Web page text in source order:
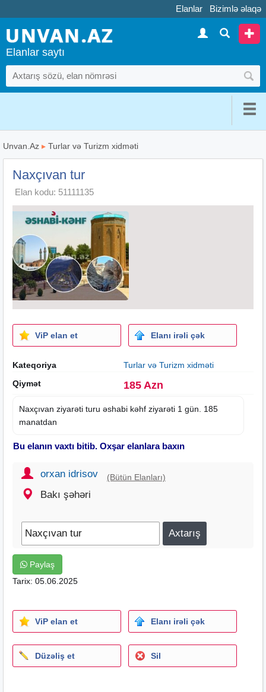
Elanlar Bizimlə əlaqə
Elanlar saytı
Unvan.Az ▸ Turlar və Turizm xidməti
Naxçıvan tur
Elan kodu: 51111135
ViP elan et Elanı irəli çək
Kateqoriya
Turlar və Turizm xidməti
Qiymət
185 Azn
Naxçıvan ziyarəti turu əshabi kəhf ziyarəti 1 gün. 185
manatdan
Bu elanın vaxtı bitib. Oxşar elanlara baxın
orxan idrisov (Bütün Elanları)
Bakı şəhəri
Paylaş
Tarix: 05.06.2025
ViP elan et Elanı irəli çək
Düzəliş et Sil